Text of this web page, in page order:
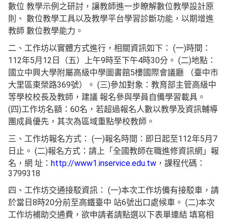
數位 教學示例之研討，讓教師進一步瞭解數位教學設計原
則、 數位教學工具以及教學平台學習診斷功能，以期增進
教師 數位教學能力。
二、工作坊以實體方式進行，相關資訊如下： (一)時間：
112年5月12日（五）上午9時至下午4時30分。 (二)地點：
國立中興大學附屬高級中學圖書館5樓國際會議廳 （臺中市
大里區東榮路369號）。 (三)參加對象：教育部主管高級中
等學校校長及教師，建議 報名參與學員自備學習載具。
(四)工作坊名額：60名，若超過報名人數以教學及資訊輔導
團成員優先，其次為區域重點學校教師。
三、工作坊報名方式： (一)報名時間：即日起至112年5月7
日止。 (二)報名方式：請上「全國教師在職進修資訊網」報
名，網 址： http://www1.inservice.edu.tw ，課程代碼：
3799318
四、工作坊交通接駁資訊： (一)本次工作坊備有接駁車，請
於當日8時20分前至高鐵臺中 站6號出口處候車。 (二)本次
工作坊補助交通費，欲申請者請點選以下表單連結 填寫相